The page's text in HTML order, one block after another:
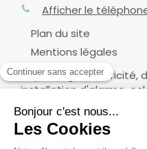
Afficher le
Plan du site
Mentions légales
Dépannage électricité,
installation d'alarme,
sécurité, contrôle
petits travaux en
électrique